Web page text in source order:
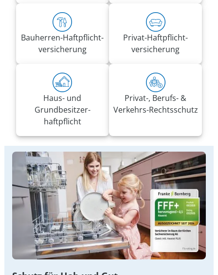
Bauherren-Haft­pflicht­
versicherung
Privat-Haft­pflicht­
versicherung
Haus- und
Grundbesitzer­
haftpflicht
Privat-, Berufs- &
Verkehrs-Rechtsschutz